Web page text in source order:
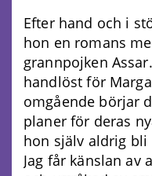
Efter hand och i
hon en romans
grannpojken
handlöst för
omgående börjar
planer för deras
hon själv aldrig
Jag får känslan av